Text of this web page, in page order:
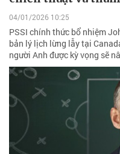
04/01/2026 10:25
PSSI chính thức bổ nhiệm
bản lý lịch lừng lẫy tại
người Anh được kỳ vọng sẽ